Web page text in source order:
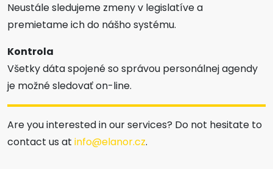
Neustále sledujeme zmeny v legislatíve a
premietame ich do nášho systému.
Kontrola
Všetky dáta spojené so správou personálnej agendy
je možné sledovať on-line.
Are you interested in our services? Do not hesitate to
contact us at info@elanor.cz.